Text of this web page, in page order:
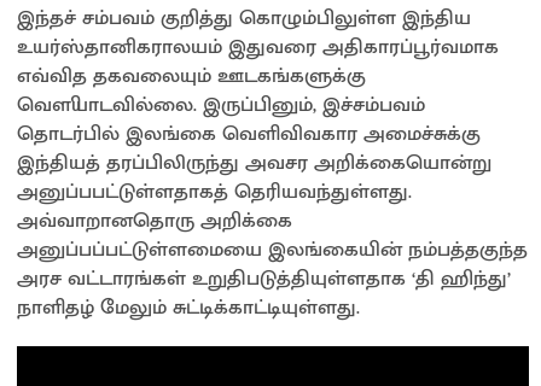
இந்தச் சம்பவம் குறித்து கொழும்பிலுள்ள இந்திய
உயர்ஸ்தானிகராலயம் இதுவரை அதிகாரப்பூர்வமாக
எவ்வித தகவலையும் ஊடகங்களுக்கு
வௌியாடவில்லை. இருப்பினும், இச்சம்பவம்
தொடர்பில் இலங்கை வெளிவிவகார அமைச்சுக்கு
இந்தியத் தரப்பிலிருந்து அவசர அறிக்கையொன்று
அனுப்பபட்டுள்ளதாகத் தெரியவந்துள்ளது.
அவ்வாறானதொரு அறிக்கை
அனுப்பப்பட்டுள்ளமையை இலங்கையின் நம்பத்தகுந்த
அரச வட்டாரங்கள் உறுதிபடுத்தியுள்ளதாக ‘தி ஹிந்து’
நாளிதழ் மேலும் சுட்டிக்காட்டியுள்ளது.